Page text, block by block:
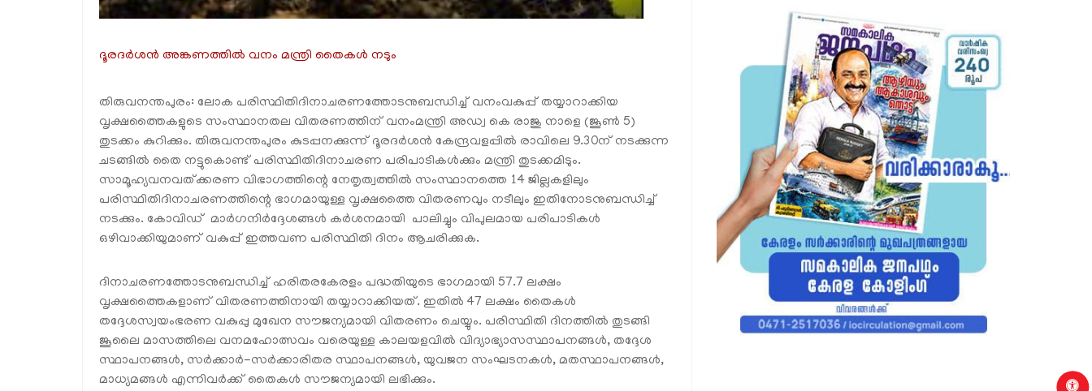
ദൂരദര്‍ശന്‍ അങ്കണത്തില്‍ വനം മന്ത്രി തൈകള്‍ നടും
തിരുവനന്തപുരം: ലോക പരിസ്ഥിതിദിനാചരണത്തോടനുബന്ധിച്ച് വനംവകുപ്പ് തയ്യാറാക്കിയ
വൃക്ഷത്തൈകളുടെ സംസ്ഥാനതല വിതരണത്തിന് വനംമന്ത്രി അഡ്വ കെ രാജു നാളെ (ജൂണ്‍ 5)
തുടക്കം കുറിക്കും. തിരുവനന്തപുരം കുടപ്പനക്കുന്ന് ദൂരദര്‍ശന്‍ കേന്ദ്രവളപ്പില്‍ രാവിലെ 9.30ന് നടക്കുന്ന
ചടങ്ങില്‍ തൈ നട്ടുകൊണ്ട് പരിസ്ഥിതിദിനാചരണ പരിപാടികള്‍ക്കും മന്ത്രി തുടക്കമിടും.
സാമൂഹ്യവനവത്ക്കരണ വിഭാഗത്തിന്റെ നേതൃത്വത്തില്‍ സംസ്ഥാനത്തെ 14 ജില്ലകളിലും
പരിസ്ഥിതിദിനാചരണത്തിന്റെ ഭാഗമായുള്ള വൃക്ഷത്തൈ വിതരണവും നടീലും ഇതിനോടനുബന്ധിച്ച്
നടക്കും. കോവിഡ് മാര്‍ഗനിര്‍ദ്ദേശങ്ങള്‍ കര്‍ശനമായി പാലിച്ചും വിപുലമായ പരിപാടികള്‍
ഒഴിവാക്കിയുമാണ് വകുപ്പ് ഇത്തവണ പരിസ്ഥിതി ദിനം ആചരിക്കുക.
ദിനാചരണത്തോടനുബന്ധിച്ച് ഹരിതരകേരളം പദ്ധതിയുടെ ഭാഗമായി 57.7 ലക്ഷം
വൃക്ഷത്തൈകളാണ് വിതരണത്തിനായി തയ്യാറാക്കിയത്. ഇതില്‍ 47 ലക്ഷം തൈകള്‍
തദ്ദേശസ്വയംഭരണ വകുപ്പു മുഖേന സൗജന്യമായി വിതരണം ചെയ്യും. പരിസ്ഥിതി ദിനത്തില്‍ തുടങ്ങി
ജൂലൈ മാസത്തിലെ വനമഹോത്സവം വരെയുള്ള കാലയളവില്‍ വിദ്യാഭ്യാസസ്ഥാപനങ്ങള്‍, തദ്ദേശ
സ്ഥാപനങ്ങള്‍, സര്‍ക്കാര്‍-സര്‍ക്കാരിതര സ്ഥാപനങ്ങള്‍, യുവജന സംഘടനകള്‍, മതസ്ഥാപനങ്ങള്‍,
മാധ്യമങ്ങള്‍ എന്നിവര്‍ക്ക് തൈകള്‍ സൗജന്യമായി ലഭിക്കും.